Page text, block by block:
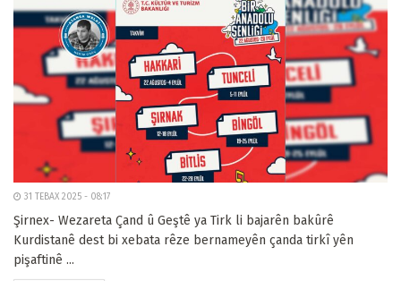
31 TEBAX 2025 - 08:17
Şirnex- Wezareta Çand û Geştê ya Tirk li bajarên bakûrê
Kurdistanê dest bi xebata rêze bernameyên çanda tirkî yên
pişaftinê ...